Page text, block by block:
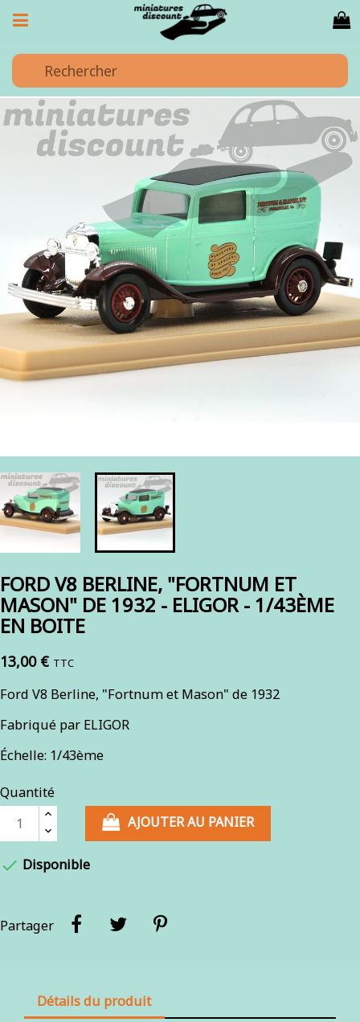
FORD V8 BERLINE, "FORTNUM ET
MASON" DE 1932 - ELIGOR - 1/43ÈME
EN BOITE
13,00 € TTC
Ford V8 Berline, "Fortnum et Mason" de 1932
Fabriqué par ELIGOR
Échelle: 1/43ème
Quantité
AJOUTER AU PANIER
 Disponible
Partager
Détails du produit